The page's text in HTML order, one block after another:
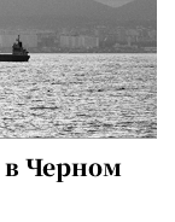
Черном